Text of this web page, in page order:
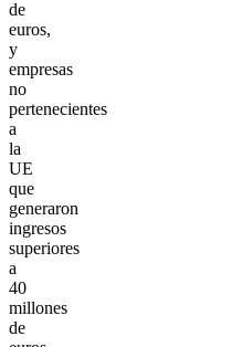
de
euros,
y
empresas
no
pertenecientes
a
la
UE
que
generaron
ingresos
superiores
a
40
millones
de